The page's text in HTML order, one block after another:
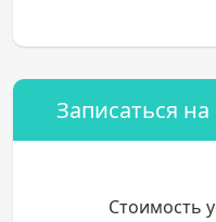
Записаться
Стоимость